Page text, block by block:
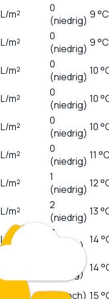
L/m²
0
(niedrig) 9 °C
L/m²
0
(niedrig) 9 °C
L/m²
0
(niedrig) 10
L/m²
0
(niedrig) 10
L/m²
0
(niedrig) 10
L/m²
0
(niedrig) 11
L/m²
1
(niedrig) 12
L/m²
2
(niedrig) 13
L/m²
3
(mäßig) 14
(mäßig) 14
7 (hoch) 15